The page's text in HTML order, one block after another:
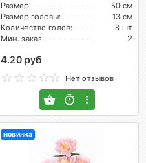
Размер:
50 см
Размер головы:
13 см
Количество голов:
8 шт
Мин. заказ
2
4.20 руб
Нет отзывов
новинка